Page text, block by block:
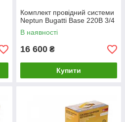
Комплект провідний системи
Neptun Bugatti Base 220B 3/4
В наявності
16 600 ₴
Купити